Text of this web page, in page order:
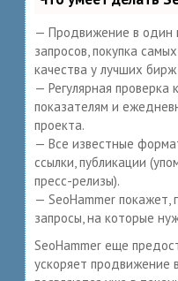
— Продвижение в один
запросов, покупка
качества у лучших бирж
— Регулярная проверка
показателям и
проекта.
— Все известные
ссылки, публикации
пресс-релизы).
— SeoHammer покажет,
запросы, на которые
SeoHammer еще
ускоряет продвижение